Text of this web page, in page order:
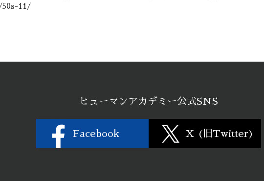
11/
ヒューマンアカデミー公式SNS
Facebook X (旧Twitter)